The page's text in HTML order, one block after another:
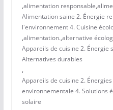
,alimentation responsable,
Alimentation saine 2. Énergie
l'environnement 4. Cuisine
,alimentation.,alternative
Appareils de cuisine 2. Énergie
Alternatives durables
,
Appareils de cuisine 2.
environnementale 4. Solutions
solaire